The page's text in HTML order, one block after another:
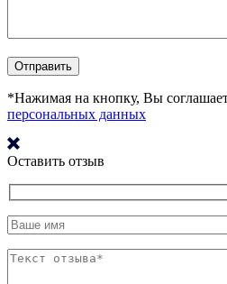
*Нажимая на кнопку, Вы
персональных данных
Оставить отзыв